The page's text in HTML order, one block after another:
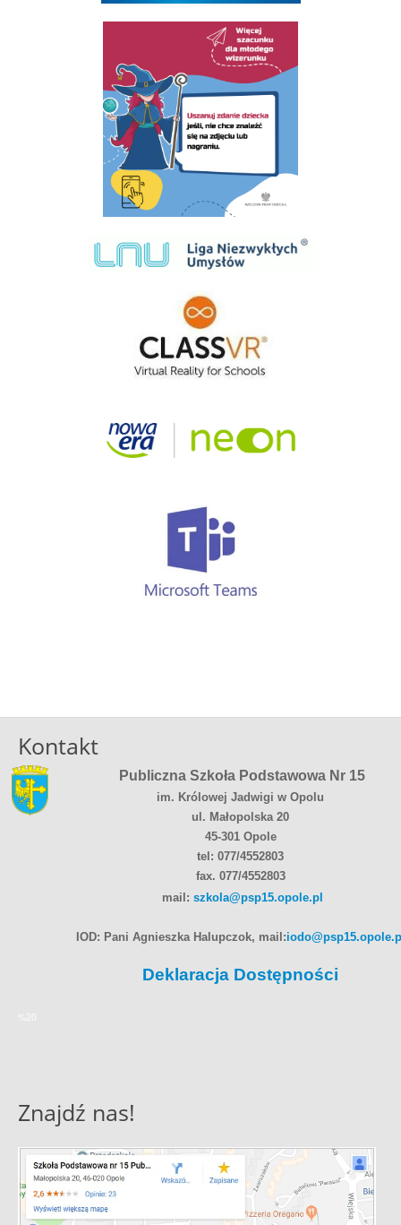
Kontakt
Publiczna Szkoła Podstawowa Nr 15
im. Królowej Jadwigi w Opolu
ul. Małopolska 20
45-301 Opole
tel: 077/4552803
fax. 077/4552803
mail: szkola@psp15.opole.pl
IOD: Pani Agnieszka Halupczok, mail:
Deklaracja Dostępności
%20
Znajdź nas!